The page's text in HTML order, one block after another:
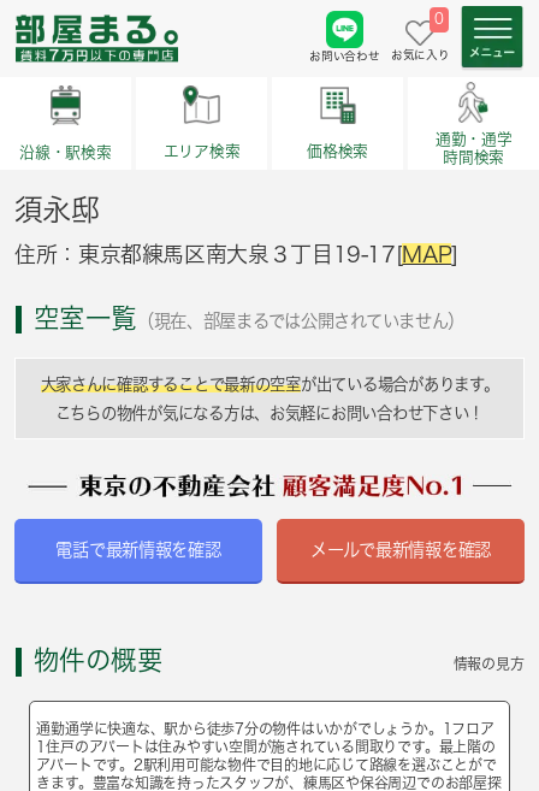
お問い合わせ
0
お気に入り
沿線・駅検索 エリア検索 価格検索
通勤・通学
時間検索
須永邸
住所：東京都練馬区南大泉３丁目19-17[MAP]
空室一覧 （現在、部屋まるでは公開されていません）
大家さんに確認することで最新の空室が出ている場合があります。
こちらの物件が気になる方は、お気軽にお問い合わせ下さい！
電話で最新情報を確認 メールで最新情報を確認
物件の概要 情報の見方
通勤通学に快適な、駅から徒歩7分の物件はいかがでしょうか。1フロア
1住戸のアパートは住みやすい空間が施されている間取りです。最上階の
アパートです。2駅利用可能な物件で目的地に応じて路線を選ぶことがで
きます。豊富な知識を持ったスタッフが、練馬区や保谷周辺でのお部屋探